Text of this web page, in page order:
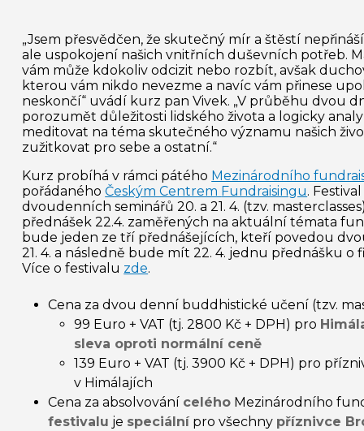
„Jsem přesvědčen, že skutečný mír a štěstí
ale uspokojení našich vnitřních duševních potřeb.
vám může kdokoliv odcizit nebo rozbít, avšak
kterou vám nikdo nevezme a navíc vám přinese
neskončí“ uvádí kurz pan Vivek. „V průběhu dvou
porozumět důležitosti lidského života a logicky
meditovat na téma skutečného významu našich
zužitkovat pro sebe a ostatní.“
Kurz probíhá v rámci pátého Mezinárodního
pořádanéhoČeským Centrem Fundraisingu.
dvoudenních seminářů 20. a 21. 4. (tzv. masterclasses
přednášek22.4. zaměřených na aktuální témata
bude jeden ze tří přednášejících, kteří povedou
21. 4. a následně bude mít 22. 4. jednu přednášku
Více o festivalu zde.
Cena za dvou denní buddhistické učení (tzv.
99 Euro + VAT (tj. 2800 Kč + DPH) pro
sleva oproti normální ceně
139 Euro + VAT (tj. 3900 Kč + DPH) pro
v Himálajích
Cena za absolvování celého Mezinárodního
festivalu je speciálnípro všechny příznivce